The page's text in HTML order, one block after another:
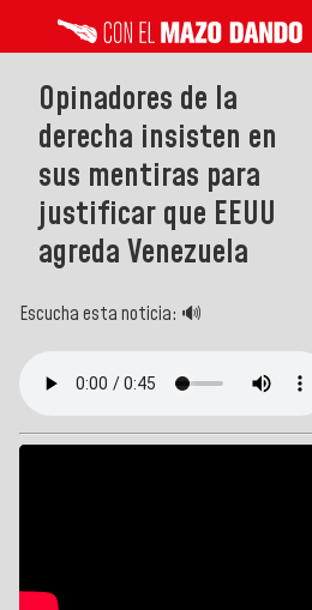
Opinadores de la
derecha insisten en
sus mentiras para
justificar que EEUU
agreda Venezuela
Escucha esta noticia: 🔊